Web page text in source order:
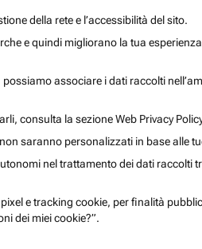
della rete e l’accessibilità del sito.
e quindi migliorano la tua
associare i dati raccolti
consulta la sezione Web Privacy
saranno personalizzati in base alle
nel trattamento dei dati raccolti
e tracking cookie, per finalità
dei miei cookie?”.